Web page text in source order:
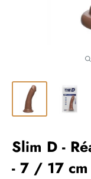
Slim D -
- 7 / 17 cm